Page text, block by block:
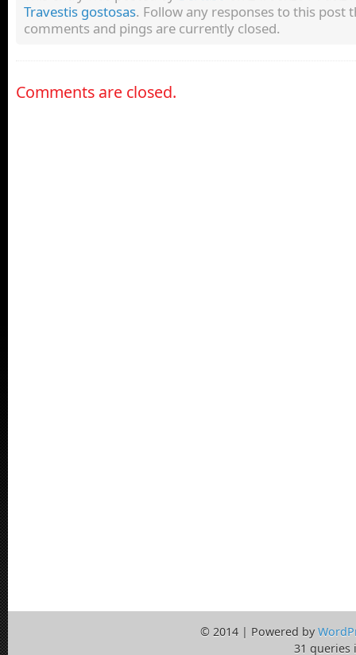
Travestis gostosas. Follow any responses to this post
comments and pings are currently closed.
Comments are closed.
© 2014 | Powered by
31 queries